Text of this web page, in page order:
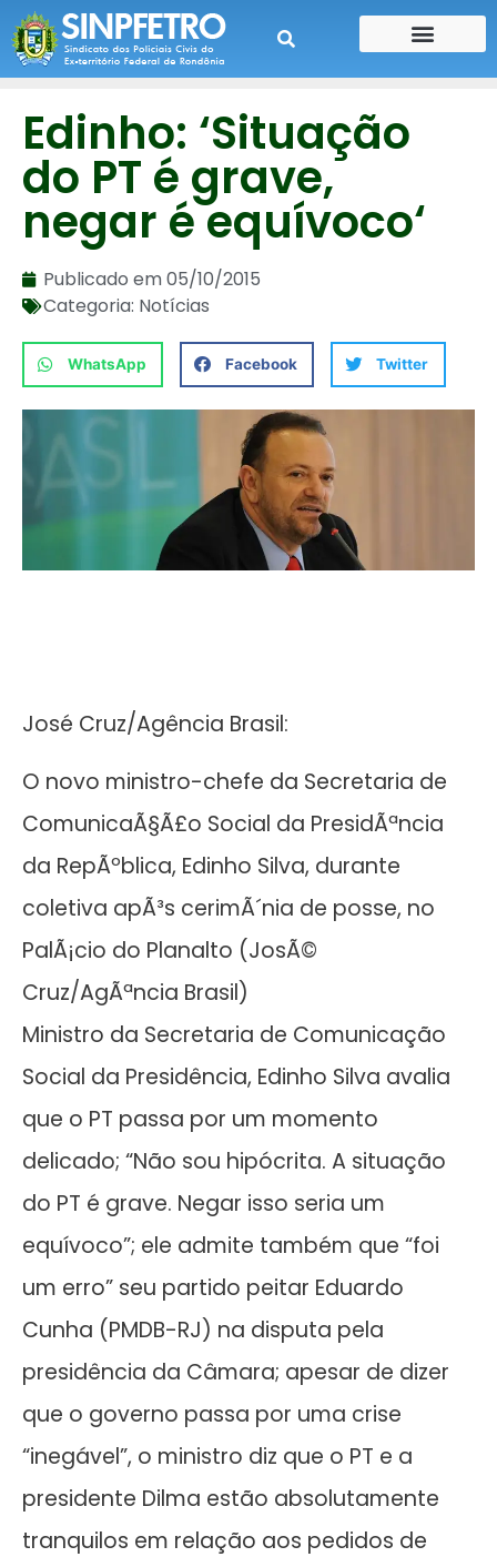
Edinho: ‘Situação
do PT é grave,
negar é equívoco‘
Publicado em05/10/2015
Categoria: Notícias
WhatsApp Facebook Twitter
José Cruz/Agência Brasil:
O novo ministro-chefe da Secretaria de
ComunicaÃ§Ã£o Social da PresidÃªncia
da RepÃºblica, Edinho Silva, durante
coletiva apÃ³s cerimÃ´nia de posse, no
PalÃ¡cio do Planalto (JosÃ©
Cruz/AgÃªncia Brasil)
Ministro da Secretaria de Comunicação
Social da Presidência, Edinho Silva avalia
que o PT passa por um momento
delicado; “Não sou hipócrita. A situação
do PT é grave. Negar isso seria um
equívoco”; ele admite também que “foi
um erro” seu partido peitar Eduardo
Cunha (PMDB-RJ) na disputa pela
presidência da Câmara; apesar de dizer
que o governo passa por uma crise
“inegável”, o ministro diz que o PT e a
presidente Dilma estão absolutamente
tranquilos em relação aos pedidos de